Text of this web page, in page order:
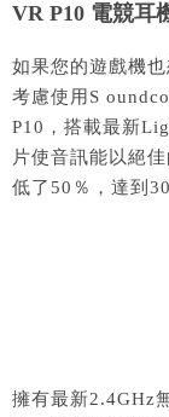
VR P10 電競耳
如果您的遊戲機
考慮使用 S
P10 ，搭載最新
片使音訊能以絕
低了 50 ％，達到
擁有最新2.4GHz